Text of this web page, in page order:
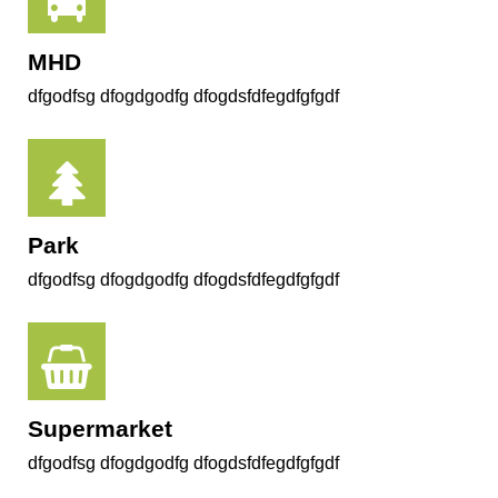
MHD
dfgodfsg dfogdgodfg dfogdsfdfegdfgfgdf
Park
dfgodfsg dfogdgodfg dfogdsfdfegdfgfgdf
Supermarket
dfgodfsg dfogdgodfg dfogdsfdfegdfgfgdf